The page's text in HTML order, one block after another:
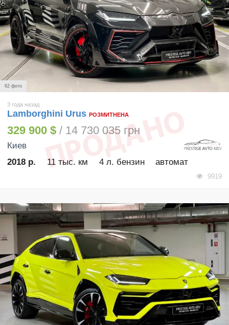
62 фото
3 года назад
Lamborghini Urus РОЗМИТНЕНА
329 900 $ / 14 730 035 грн
Киев
2018 р.
11 тыс. км 4 л. бензин автомат
9919